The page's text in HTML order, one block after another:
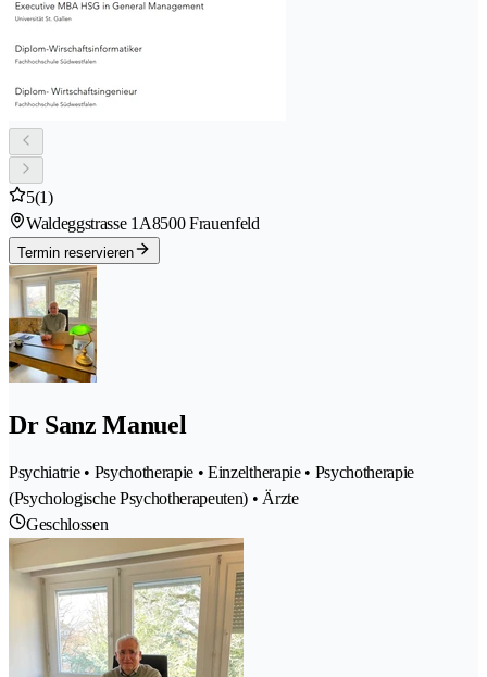
5(1)
Waldeggstrasse 1A8500 Frauenfeld
Termin reservieren
Dr Sanz Manuel
Psychiatrie • Psychotherapie • Einzeltherapie • Psychotherapie
(Psychologische Psychotherapeuten) • Ärzte
Geschlossen